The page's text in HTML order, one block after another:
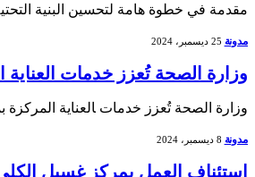
مقدمة في خطوة هامة‍ لتحسين⁣ البنية
مدونة 25 ديسمبر، 2024
وزارة الصحة تُعزز خدمات
وزارة الصحة تُعزز خدمات ‍العناية​
مدونة 8 ديسمبر، 2024
استئناف العمل بمركز غسيل